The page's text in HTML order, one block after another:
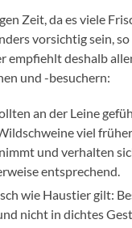
Zeit, da es viele
vorsichtig sein,
empfiehlt deshalb
und -besuchern:
an der Leine
viel
und verhalten
entsprechend.
wie Haustier gilt:
nicht in dichtes